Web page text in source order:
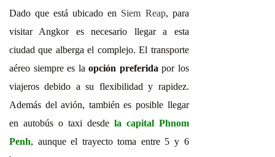
Dado que está ubicado en Siem Reap, para
visitar Angkor es necesario llegar a esta
ciudad que alberga el complejo. El transporte
aéreo siempre es laopción preferidapor los
viajeros debido a su flexibilidad y rapidez.
Además del avión, también es posible llegar
en autobús o taxi desde la capital Phnom
Penh, aunque el trayecto toma entre 5 y 6